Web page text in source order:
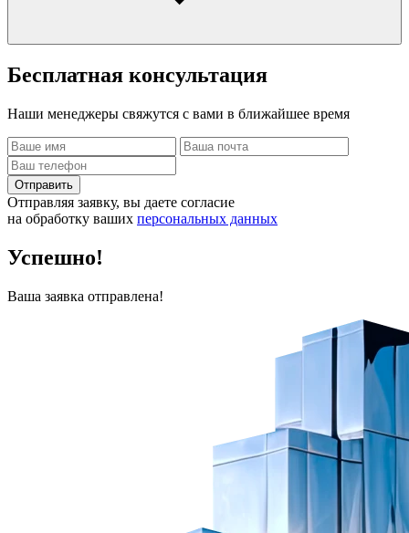
Бесплатная консультация
Наши менеджеры свяжутся с вами в ближайшее время
Отправить
Отправляя заявку, вы даете согласие
на обработку ваших персональных данных
Успешно!
Ваша заявка отправлена!